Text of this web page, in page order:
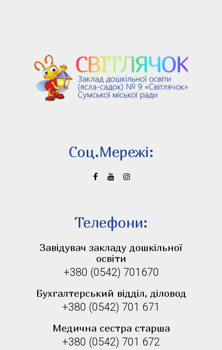
Соц.Мережi:
Телефони:
Завідувач закладу дошкільної
освіти
+380 (0542) 701670
Бухгалтерський відділ, діловод
+380 (0542) 701 671
Медична сестра старша
+380 (0542) 701 672